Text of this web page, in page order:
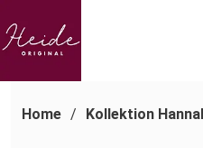
Home Kollektion